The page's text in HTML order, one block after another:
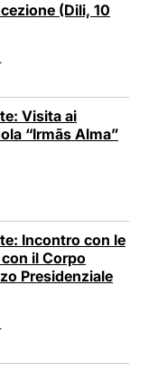
(Dili, 10
Visita ai
“Irmãs Alma”
Incontro con le
il Corpo
Presidenziale